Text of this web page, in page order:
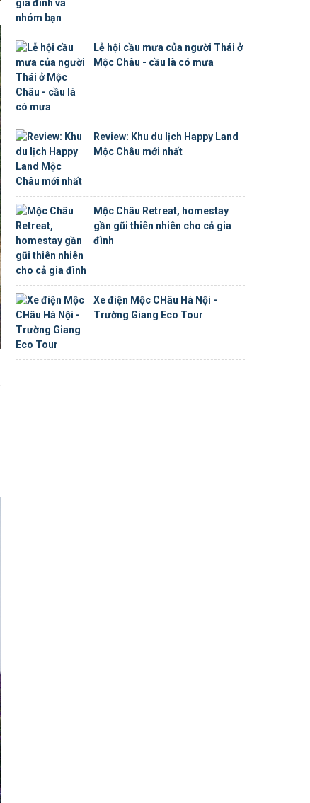
Lễ hội cầu mưa của người Thái ở
Mộc Châu - cầu là có mưa
Review: Khu du lịch Happy Land
Mộc Châu mới nhất
Mộc Châu Retreat, homestay
gần gũi thiên nhiên cho cả gia
đình
Xe điện Mộc CHâu Hà Nội -
Trường Giang Eco Tour